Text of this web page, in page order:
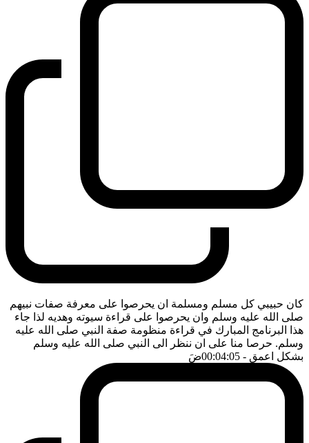
كان حبيبي كل مسلم ومسلمة ان يحرصوا على معرفة صفات نبيهم
صلى الله عليه وسلم وان يحرصوا على قراءة سيوته وهديه لذا جاء
هذا البرنامج المبارك في قراءة منظومة صفة النبي صلى الله عليه
وسلم. حرصا منا على ان ننظر الى النبي صلى الله عليه وسلم
بشكل اعمق - 00:04:05 ضَ